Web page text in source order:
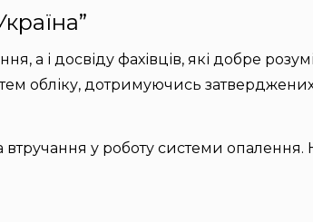
а і досвіду фахівців, які добре
обліку, дотримуючись затверджених
у роботу системи опалення.